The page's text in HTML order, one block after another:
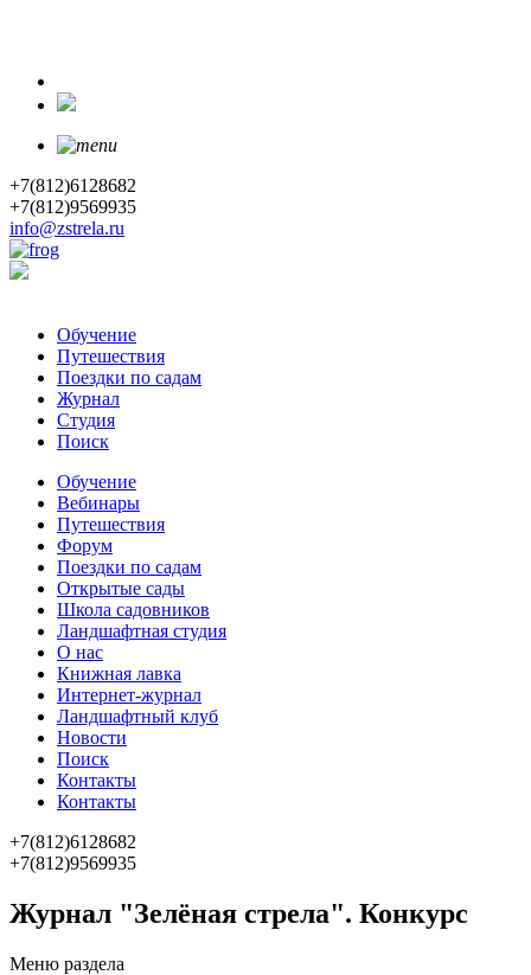
+7(812)6128682
+7(812)9569935
info@zstrela.ru
Обучение
Путешествия
Поездки по садам
Журнал
Студия
Поиск
Обучение
Вебинары
Путешествия
Форум
Поездки по садам
Открытые сады
Школа садовников
Ландшафтная студия
О нас
Книжная лавка
Интернет-журнал
Ландшафтный клуб
Новости
Поиск
Контакты
Контакты
+7(812)6128682
+7(812)9569935
Журнал "Зелёная стрела". Конкурс
Меню раздела